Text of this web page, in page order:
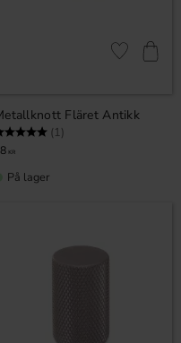
Fläret Antikk
(1)
KR
Lagre som
På lager